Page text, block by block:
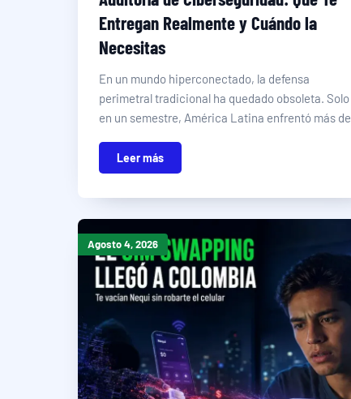
Entregan Realmente y Cuándo la
Necesitas
En un mundo hiperconectado, la defensa
perimetral tradicional ha quedado obsoleta. Solo
en un semestre, América Latina enfrentó más de
Leer más
Agosto 4, 2026